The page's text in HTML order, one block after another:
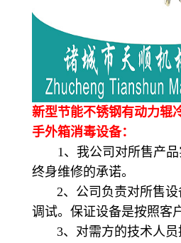
新型节能不锈钢有动力辊
手外箱消毒设备：
1、我公司对所售产品
终身维修的承诺。
2、公司负责对所售设
调试。保证设备是按照客
3、对需方的技术人员